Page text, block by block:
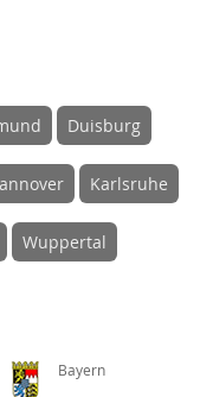
Duisburg
Karlsruhe
Wuppertal
Bayern